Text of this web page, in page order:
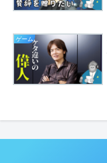
ゲーム